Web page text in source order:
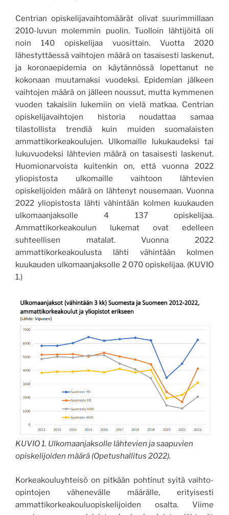
Centrian opiskelijavaihtomäärät olivat suurimmillaan
2010-luvun molemmin puolin. Tuolloin lähtijöitä oli
noin 140 opiskelijaa vuosittain. Vuotta 2020
lähestyttäessä vaihtojen määrä on tasaisesti laskenut,
ja koronaepidemia on käytännössä lopettanut ne
kokonaan muutamaksi vuodeksi. Epidemian jälkeen
vaihtojen määrä on jälleen noussut, mutta kymmenen
vuoden takaisiin lukemiin on vielä matkaa. Centrian
opiskelijavaihtojen historia noudattaa samaa
tilastollista trendiä kuin muiden suomalaisten
ammattikorkeakoulujen. Ulkomaille lukukaudeksi tai
lukuvuodeksi lähtevien määrä on tasaisesti laskenut.
Huomionarvoista kuitenkin on, että vuonna 2022
yliopistosta ulkomaille vaihtoon lähtevien
opiskelijoiden määrä on lähtenyt nousemaan. Vuonna
2022 yliopistosta lähti vähintään kolmen kuukauden
ulkomaanjaksolle 4 137 opiskelijaa.
Ammattikorkeakoulun lukemat ovat edelleen
suhteellisen matalat. Vuonna 2022
ammattikorkeakoulusta lähti vähintään kolmen
kuukauden ulkomaanjaksolle 2 070 opiskelijaa. (KUVIO
1.)
KUVIO 1. Ulkomaanjaksolle lähtevien ja saapuvien
opiskelijoiden määrä (Opetushallitus 2022).
Korkeakouluyhteisö on pitkään pohtinut syitä vaihto-
opintojen vähenevälle määrälle, erityisesti
ammattikorkeakouluopiskelijoiden osalta. Viime